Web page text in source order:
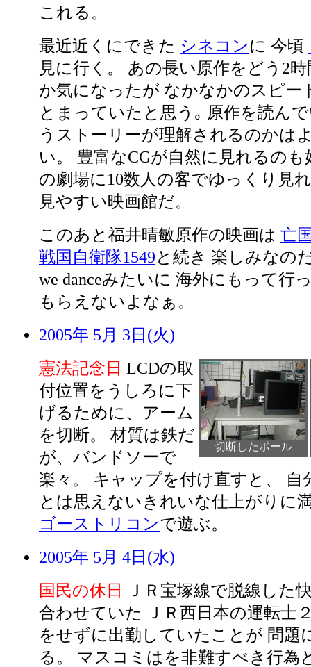
これる。
最近近くにできた シネコンに 今頃
見に行く。 あの長い原作をどう2
か気になったが なかなかのスピー
とまっていたと思う｡ 原作を読ん
うストーリーが理解されるのかは
い。 豊富なCGが自然に見れるのも
の劇場に10数人の客でゆっくり見
見やすい映画館だ。
このあと福井晴敏原作の映画は 亡
戦国自衛隊1549と続き 楽しみなの
we danceみたいに 海外にもって行
もらえないよなぁ。
2005年 5月 3日(火)
切断したポール
憲法記念日 LCDの取
付位置をうしろに下
げるために、アーム
を切断。 材質は鉄だ
が、バンドソーで
楽々。 キャップを付け直すと、 自
とは思えないきれいな仕上がりに
ゴーストリコンで遊ぶ。
2005年 5月 4日(水)
国民の休日
ＪＲ宝塚線で脱線した
合わせていた ＪＲ西日本の運転士
をせずに出勤していたことが 問題
る。 マスコミはを非難すべき行為